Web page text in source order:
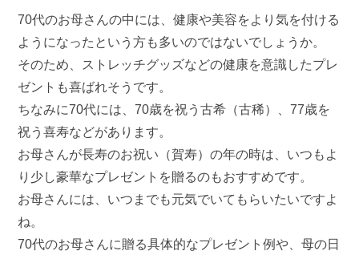
70代のお母さんの中には、健康や美容をより気を付ける
ようになったという方も多いのではないでしょうか。
そのため、ストレッチグッズなどの健康を意識したプレ
ゼントも喜ばれそうです。
ちなみに70代には、70歳を祝う古希（古稀）、77歳を
祝う喜寿などがあります。
お母さんが長寿のお祝い（賀寿）の年の時は、いつもよ
り少し豪華なプレゼントを贈るのもおすすめです。
お母さんには、いつまでも元気でいてもらいたいですよ
ね。
70代のお母さんに贈る具体的なプレゼント例や、母の日